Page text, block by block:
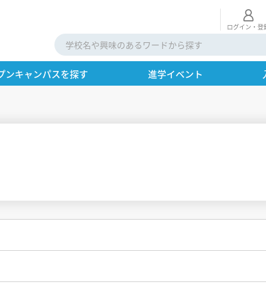
ログイン・登
ンキャンパスを探す 進学イベント